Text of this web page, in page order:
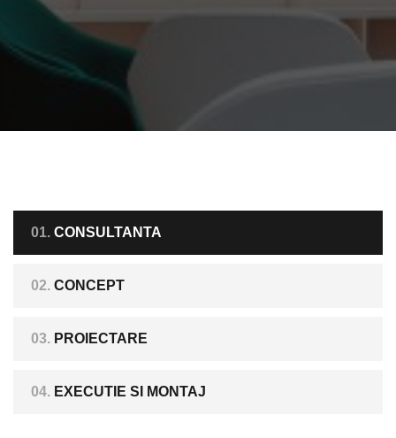
01. CONSULTANTA
02. CONCEPT
03. PROIECTARE
04. EXECUTIE SI MONTAJ